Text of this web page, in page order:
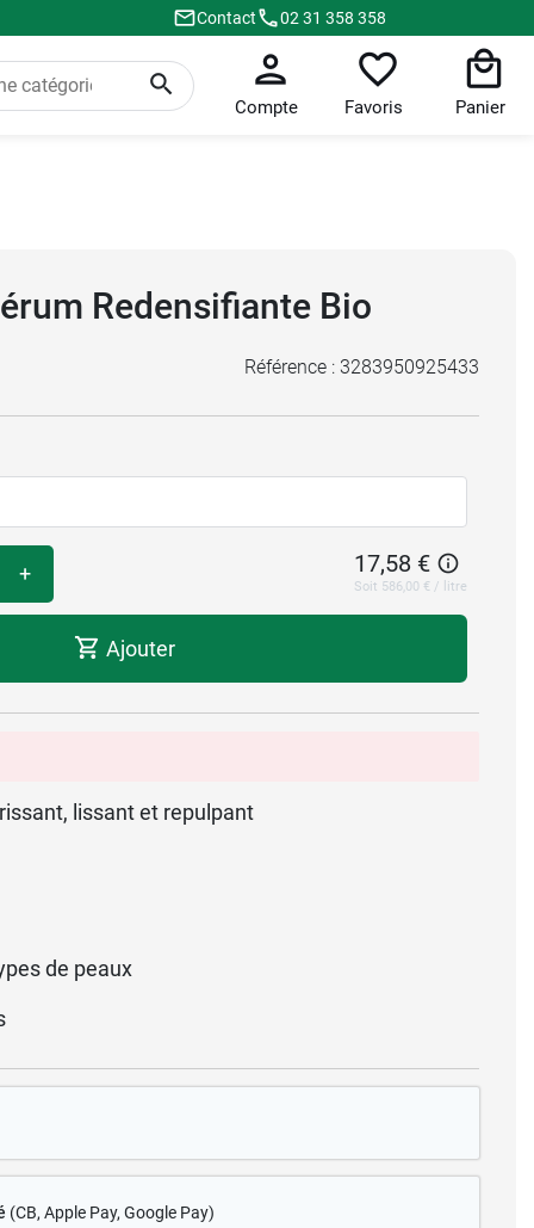
Contact 02 31 358 358
Compte Favoris Panier
Redensifiante Bio
Référence : 3283950925433
+ 17,58 €
Soit 586,00 € / litre
Ajouter
lissant et repulpant
de peaux
(CB, Apple Pay, Google Pay)